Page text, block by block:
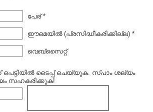
പേര് *
ഈമെയില്‍ (പ്രസിദ്ധീകരിക്കില്ല) *
വെബ്സൈറ്റ്
പെട്ടിയില്‍ ടൈപ്പ്‌ ചെയ്യുക. സ്പാം ശല്യം
സഹകരിക്കുക!